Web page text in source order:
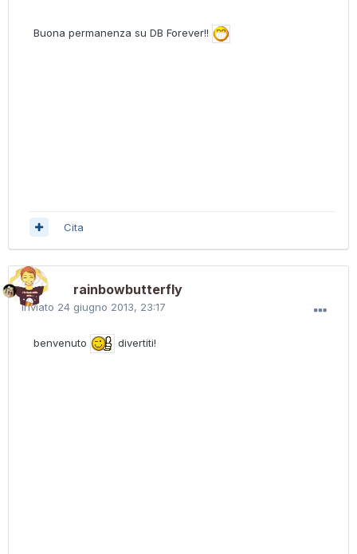
Buona permanenza su DB Forever!!
Cita
rainbowbutterfly
Inviato 24 giugno 2013, 23:17
benvenuto divertiti!